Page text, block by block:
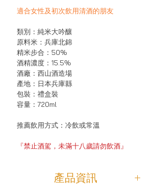
適合女性及初次飲用清酒的朋友
類別：純米大吟釀
原料米：兵庫北錦
精米步合：50%
酒精濃度：15.5%
酒廠：西山酒造場
產地：日本兵庫縣
包裝：禮盒裝
容量：720ml
推薦飲用方式：冷飲或常溫
『禁止酒駕，未滿十八歲請勿飲酒』
產品資訊